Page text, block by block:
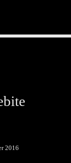
2016